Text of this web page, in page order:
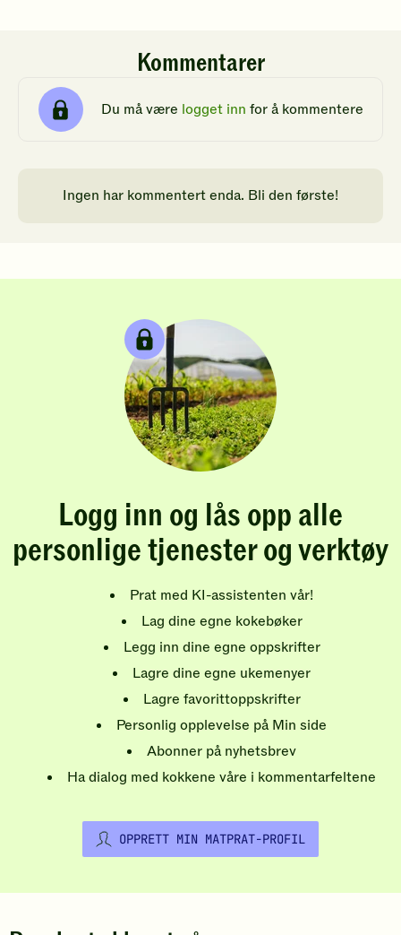
Kommentarer
Du må være logget inn for å kommentere
Ingen har kommentert enda. Bli den første!
Logg inn og lås opp alle
personlige tjenester og verktøy
Prat med KI-assistenten vår!
Lag dine egne kokebøker
Legg inn dine egne oppskrifter
Lagre dine egne ukemenyer
Lagre favorittoppskrifter
Personlig opplevelse på Min side
Abonner på nyhetsbrev
Ha dialog med kokkene våre i kommentarfeltene
OPPRETT MIN MATPRAT-PROFIL